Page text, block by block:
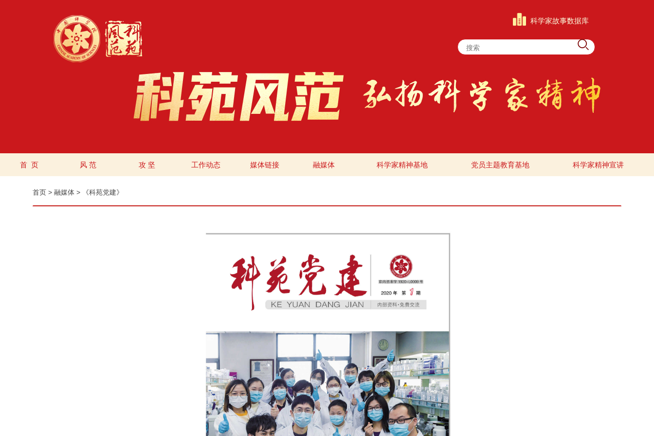
科学家故事数据库
首 页 风 范 攻 坚 工作动态 媒体链接 融媒体 科学家精神基地 党员主题教育基地 科学家精神宣讲
首页 >融媒体 > 《科苑党建》